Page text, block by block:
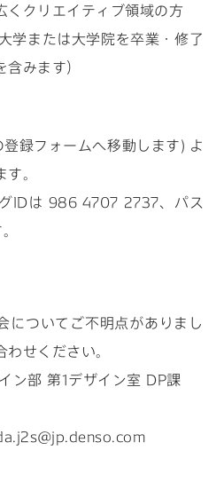
くクリエイティブ領域の方
学または大学院を卒業・修了
みます）
録フォームへ移動します) よ
。
IDは 986 4707 2737、パス
についてご不明点がありまし
せください。
ン部 第1デザイン室 DP課